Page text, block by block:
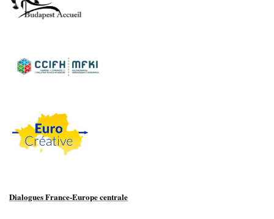
Dialogues France-Europe centrale